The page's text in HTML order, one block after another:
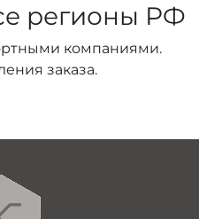
регионы РФ
компаниями.
заказа.